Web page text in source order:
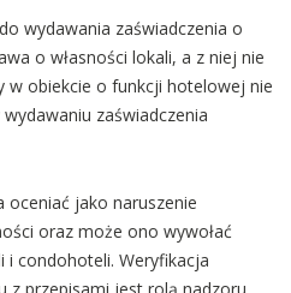
wydawania zaświadczenia o
o własności lokali, a z niej nie
w obiekcie o funkcji hotelowej nie
zaświadczenia
oceniać jako naruszenie
oraz może ono wywołać
condohoteli. Weryfikacja
z przepisami jest rolą nadzoru